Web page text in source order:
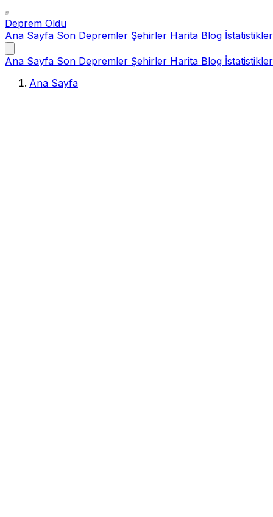
Deprem Oldu
Ana Sayfa Son Depremler Şehirler Harita Blog İstatistikler
Ana Sayfa Son Depremler Şehirler Harita Blog İstatistikler
Ana Sayfa